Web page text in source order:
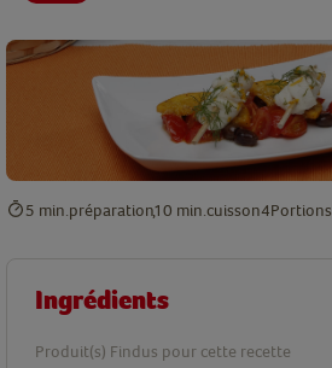
5 min. préparation10 min. cuisson4Portions
Ingrédients
Produit(s) Findus pour cette recette